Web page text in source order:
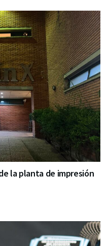
la planta de impresión